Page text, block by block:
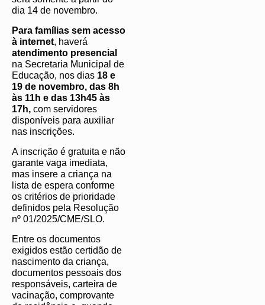
dia 14 de novembro.
Para famílias sem acesso
à internet, haverá
atendimento presencial
na Secretaria Municipal de
Educação, nos dias 18 e
19 de novembro, das 8h
às 11h e das 13h45 às
17h, com servidores
disponíveis para auxiliar
nas inscrições.
A inscrição é gratuita e não
garante vaga imediata,
mas insere a criança na
lista de espera conforme
os critérios de prioridade
definidos pela Resolução
nº 01/2025/CME/SLO.
Entre os documentos
exigidos estão certidão de
nascimento da criança,
documentos pessoais dos
responsáveis, carteira de
vacinação, comprovante